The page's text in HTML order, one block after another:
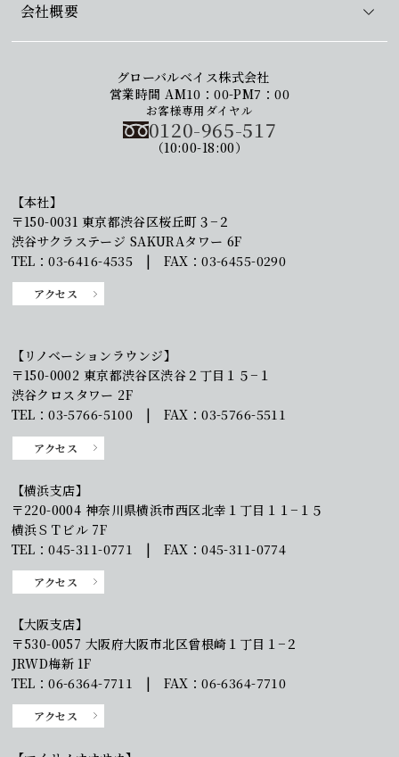
会社概要
グローバルベイス株式会社
営業時間 AM10：00-PM7：00
お客様専用ダイヤル
0120-965-517
（10:00-18:00）
【本社】
〒150-0031 東京都渋谷区桜丘町３−２
渋谷サクラステージ SAKURAタワー 6F
TEL：03-6416-4535 | FAX：03-6455-0290
アクセス
【リノベーションラウンジ】
〒150-0002 東京都渋谷区渋谷２丁目１５−１
渋谷クロスタワー 2F
TEL：03-5766-5100 | FAX：03-5766-5511
アクセス
【横浜支店】
〒220-0004 神奈川県横浜市西区北幸１丁目１１−１５
横浜ＳＴビル 7F
TEL：045-311-0771 | FAX：045-311-0774
アクセス
【大阪支店】
〒530-0057 大阪府大阪市北区曾根崎１丁目１−２
JRWD梅新 1F
TEL：06-6364-7711 | FAX：06-6364-7710
アクセス